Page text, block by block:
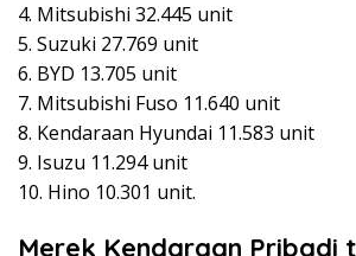
4. Mitsubishi 32.445 unit
5. Suzuki 27.769 unit
6. BYD 13.705 unit
7. Mitsubishi Fuso 11.640 unit
8. Kendaraan Hyundai 11.583 unit
9. Isuzu 11.294 unit
10. Hino 10.301 unit.
Merek Kendaraan Pribadi